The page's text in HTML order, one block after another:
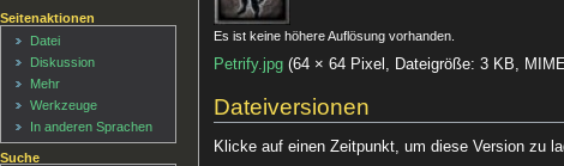
Es ist keine höhere Auflösung vorhanden.
Petrify.jpg ‎(64 × 64 Pixel, Dateigröße: 3 KB,
Dateiversionen
Klicke auf einen Zeitpunkt, um diese Version zu
Seitenaktionen
Datei
Diskussion
Mehr
Werkzeuge
In anderen Sprachen
Suche